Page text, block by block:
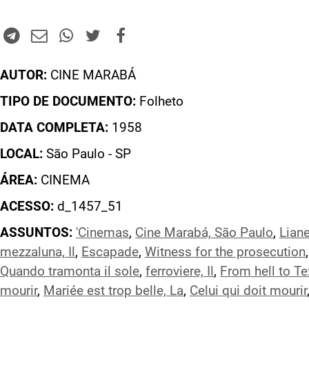
AUTOR: CINE MARABÁ
TIPO DE DOCUMENTO: Folheto
DATA COMPLETA: 1958
LOCAL: São Paulo - SP
ÁREA: CINEMA
ACESSO: d_1457_51
ASSUNTOS: 'Cinemas, Cine Marabá, São Paulo,
mezzaluna, Il , Escapade, Witness for the prosecution
Quando tramonta il sole, ferroviere, Il , From hell to
mourir, Mariée est trop belle, La, Celui qui doit mourir